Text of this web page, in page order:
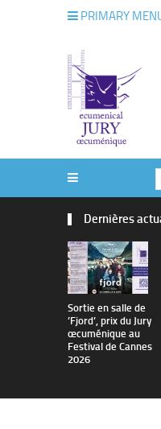
PRIMARY
Dernières
Sortie en salle de
’Fjord’, prix du Jury
œcuménique au
Festival de Cannes
2026